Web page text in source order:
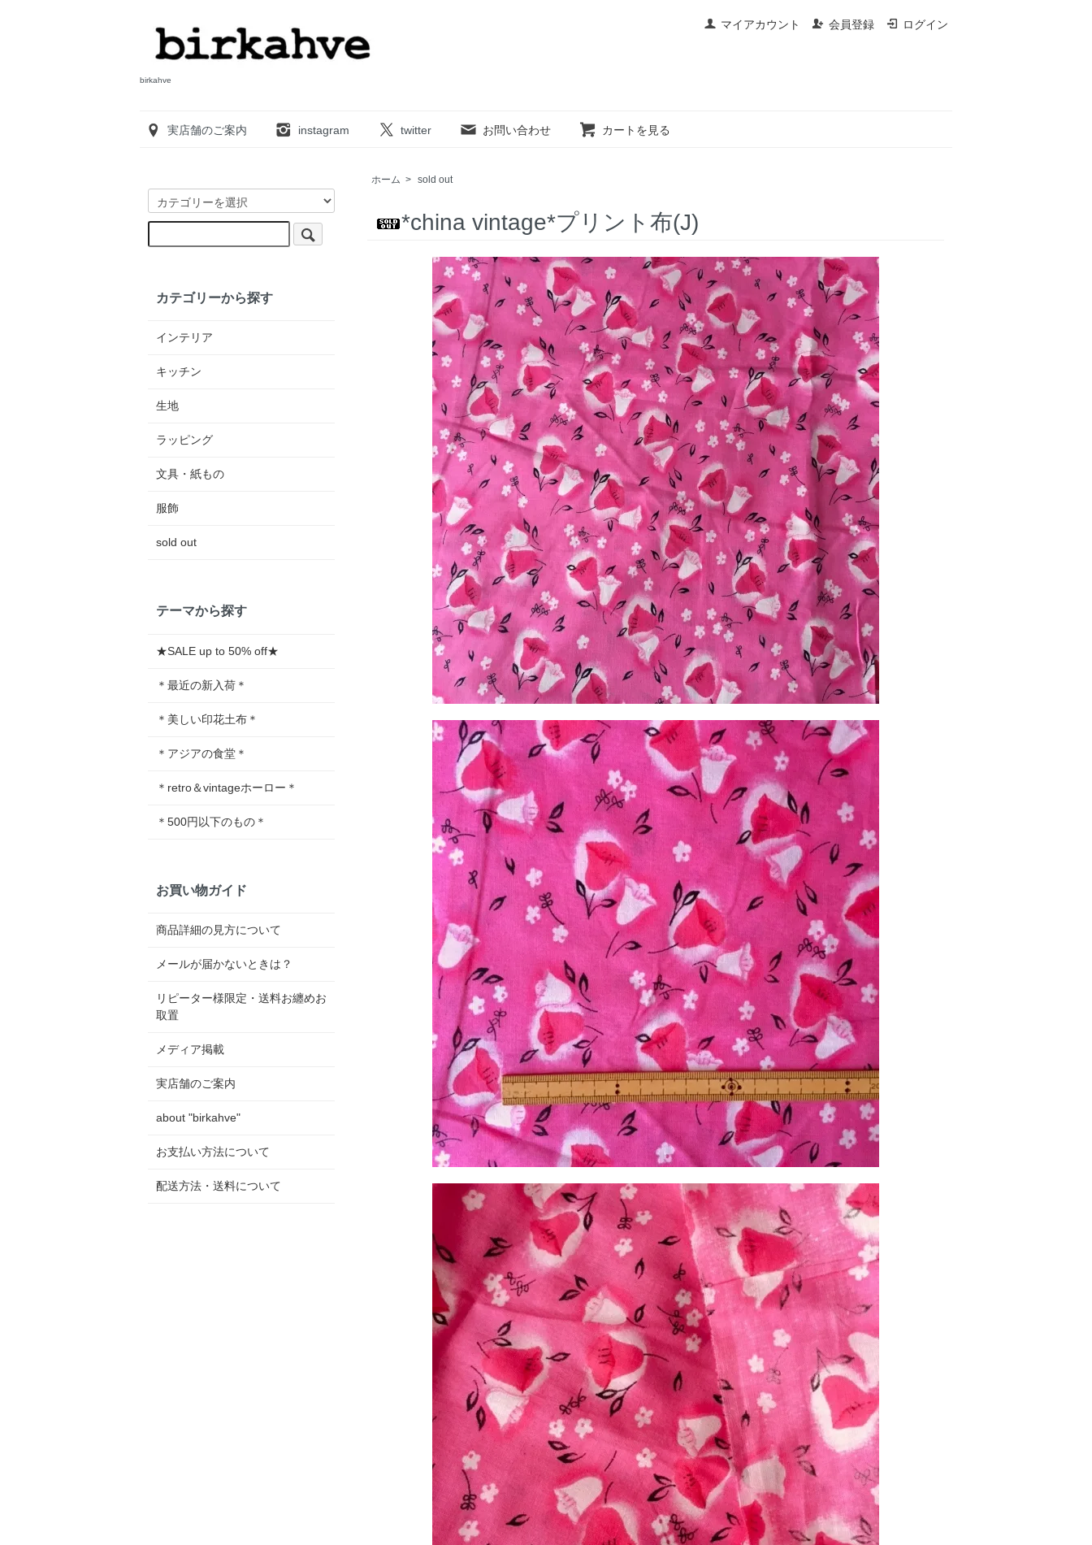
マイアカウント 会員登録 ログイン
birkahve
実店舗のご案内 instagram twitter お問い合わせ カートを見る
ホーム > sold out
*china vintage*プリント布(J)
カテゴリーから探す
インテリア
キッチン
生地
ラッピング
文具・紙もの
服飾
sold out
テーマから探す
★SALE up to 50% off★
＊最近の新入荷＊
＊美しい印花土布＊
＊アジアの食堂＊
＊retro＆vintageホーロー＊
＊500円以下のもの＊
お買い物ガイド
商品詳細の見方について
メールが届かないときは？
リピーター様限定・送料お纏めお
取置
メディア掲載
実店舗のご案内
about "birkahve"
お支払い方法について
配送方法・送料について